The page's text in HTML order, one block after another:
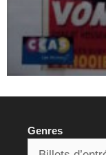
Genres